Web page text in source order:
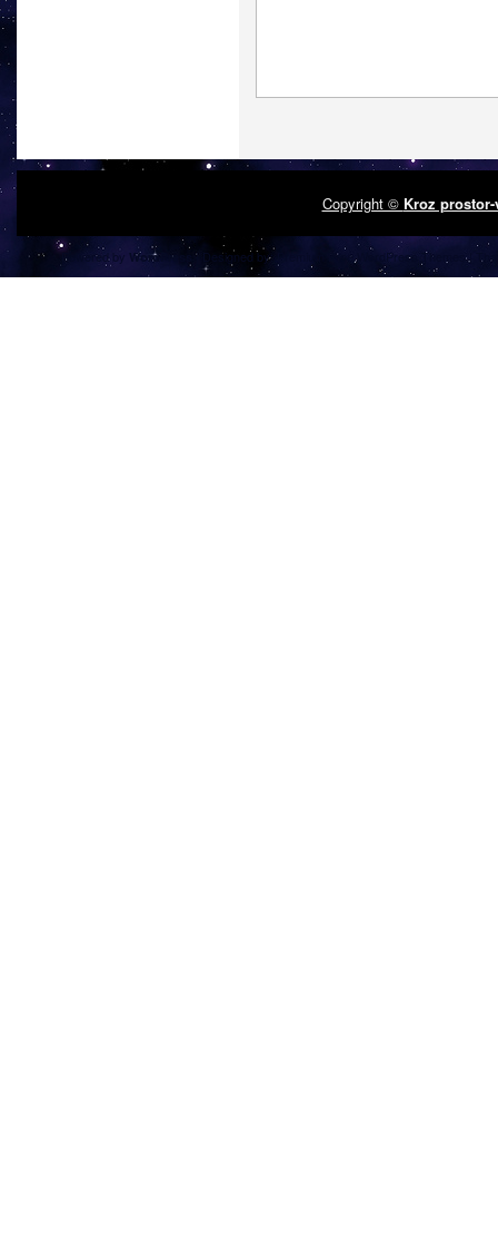
Copyright © Kroz prostor-
Powered by WordPress | Designed by: Premium Free WordPress Themes |